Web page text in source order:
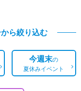
ら絞り込む
今週末の
夏休みイベント